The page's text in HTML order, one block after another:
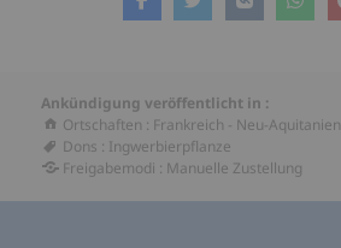
Ankündigung veröffentlicht in :
Ortschaften : Frankreich - Neu-Aquitanien
Dons : Ingwerbierpflanze
Freigabemodi : Manuelle Zustellung